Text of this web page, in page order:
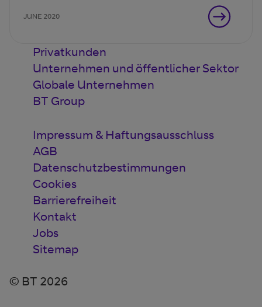
JUNE 2020
Privatkunden
Unternehmen und öffentlicher Sektor
Globale Unternehmen
BT Group
Impressum & Haftungsausschluss
AGB
Datenschutzbestimmungen
Cookies
Barrierefreiheit
Kontakt
Jobs
Sitemap
© BT 2026